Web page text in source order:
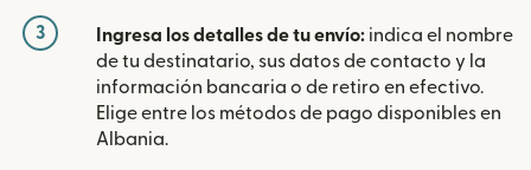
3 Ingresa los detalles de tu envío: indica el nombre
de tu destinatario, sus datos de contacto y la
información bancaria o de retiro en efectivo.
Elige entre los métodos de pago disponibles en
Albania.